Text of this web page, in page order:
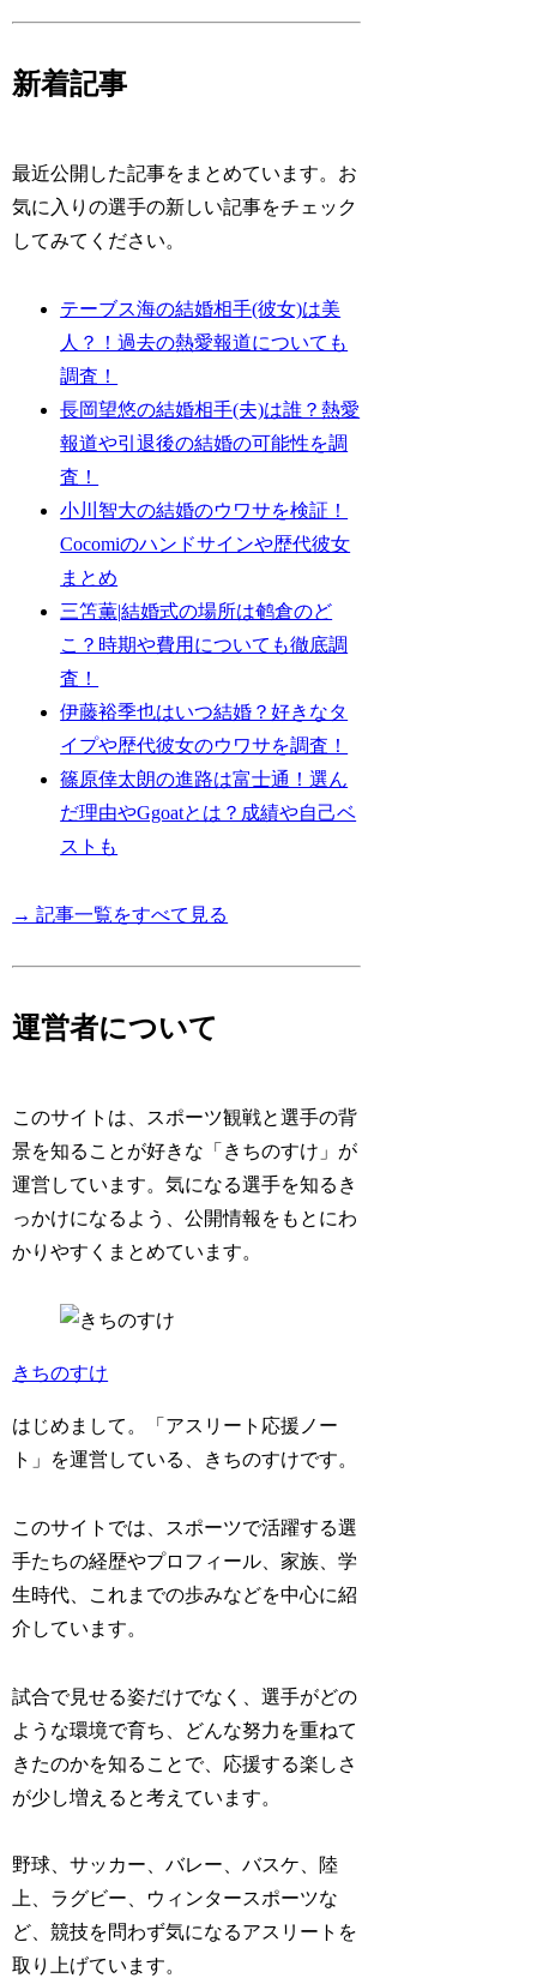
新着記事
最近公開した記事をまとめています。お
気に入りの選手の新しい記事をチェック
してみてください。
テーブス海の結婚相手(彼女)は美
人？！過去の熱愛報道についても
調査！
長岡望悠の結婚相手(夫)は誰？熱愛
報道や引退後の結婚の可能性を調
査！
小川智大の結婚のウワサを検証！
Cocomiのハンドサインや歴代彼女
まとめ
三笘薫|結婚式の場所は鹌倉のど
こ？時期や費用についても徹底調
査！
伊藤裕季也はいつ結婚？好きなタ
イプや歴代彼女のウワサを調査！
篠原倖太朗の進路は富士通！選ん
だ理由やGgoatとは？成績や自己ベ
ストも
→ 記事一覧をすべて見る
運営者について
このサイトは、スポーツ観戦と選手の背
景を知ることが好きな「きちのすけ」が
運営しています。気になる選手を知るき
っかけになるよう、公開情報をもとにわ
かりやすくまとめています。
きちのすけ
はじめまして。「アスリート応援ノー
ト」を運営している、きちのすけです。
このサイトでは、スポーツで活躍する選
手たちの経歴やプロフィール、家族、学
生時代、これまでの歩みなどを中心に紹
介しています。
試合で見せる姿だけでなく、選手がどの
ような環境で育ち、どんな努力を重ねて
きたのかを知ることで、応援する楽しさ
が少し増えると考えています。
野球、サッカー、バレー、バスケ、陸
上、ラグビー、ウィンタースポーツな
ど、競技を問わず気になるアスリートを
取り上げています。